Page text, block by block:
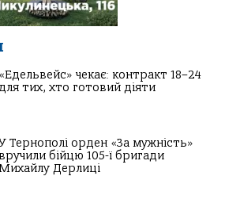
«Едельвейс» чекає: контракт 18–24
тих, хто готовий діяти
Тернополі орден «За мужність»
вручили бійцю 105-ї бригади
Дерлиці